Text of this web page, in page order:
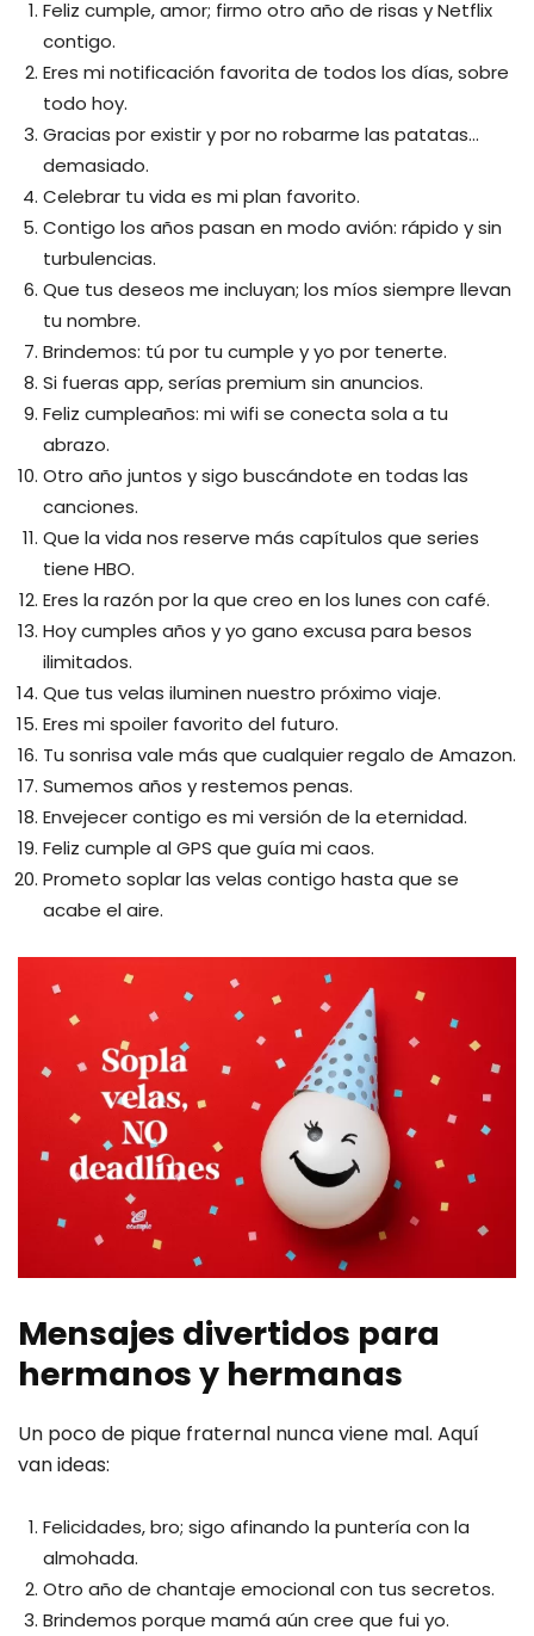
Feliz cumple, amor; firmo otro año de risas y Netflix
contigo.
Eres mi notificación favorita de todos los días, sobre
todo hoy.
Gracias por existir y por no robarme las patatas…
demasiado.
Celebrar tu vida es mi plan favorito.
Contigo los años pasan en modo avión: rápido y sin
turbulencias.
Que tus deseos me incluyan; los míos siempre llevan
tu nombre.
Brindemos: tú por tu cumple y yo por tenerte.
Si fueras app, serías premium sin anuncios.
Feliz cumpleaños: mi wifi se conecta sola a tu
abrazo.
Otro año juntos y sigo buscándote en todas las
canciones.
Que la vida nos reserve más capítulos que series
tiene HBO.
Eres la razón por la que creo en los lunes con café.
Hoy cumples años y yo gano excusa para besos
ilimitados.
Que tus velas iluminen nuestro próximo viaje.
Eres mi spoiler favorito del futuro.
Tu sonrisa vale más que cualquier regalo de Amazon.
Sumemos años y restemos penas.
Envejecer contigo es mi versión de la eternidad.
Feliz cumple al GPS que guía mi caos.
Prometo soplar las velas contigo hasta que se
acabe el aire.
Mensajes divertidos para
hermanos y hermanas
Un poco de pique fraternal nunca viene mal. Aquí
van ideas:
Felicidades, bro; sigo afinando la puntería con la
almohada.
Otro año de chantaje emocional con tus secretos.
Brindemos porque mamá aún cree que fui yo.